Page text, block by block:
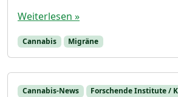
Weiterlesen »
Cannabis Migräne
Cannabis-News Forschende Institute /